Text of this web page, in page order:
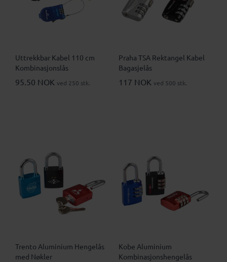
Uttrekkbar Kabel 110 cm
Kombinasjonslås
95.50 NOK ved 250 stk.
Praha TSA Rektangel Kabel
Bagasjelås
117 NOK ved 500 stk.
Trento Aluminium Hengelås
med Nøkler
Kobe Aluminium
Kombinasjonshengelås